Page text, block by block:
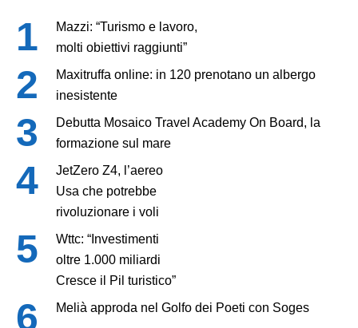
Mazzi: “Turismo e lavoro,
molti obiettivi raggiunti”
Maxitruffa online: in 120 prenotano un albergo
inesistente
Debutta Mosaico Travel Academy On Board, la
formazione sul mare
JetZero Z4, l’aereo
Usa che potrebbe
rivoluzionare i voli
Wttc: “Investimenti
oltre 1.000 miliardi
Cresce il Pil turistico”
Melià approda nel Golfo dei Poeti con Soges